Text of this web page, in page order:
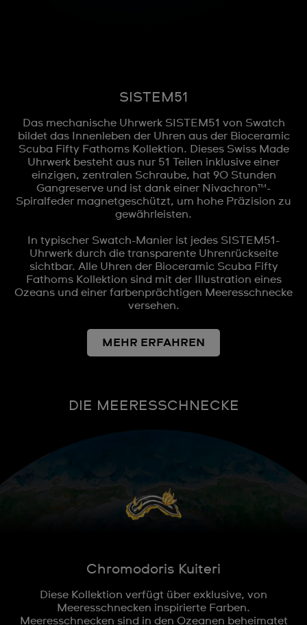
SISTEM51
Das mechanische Uhrwerk SISTEM51 von Swatch
bildet das Innenleben der Uhren aus der Bioceramic
Scuba Fifty Fathoms Kollektion. Dieses Swiss Made
Uhrwerk besteht aus nur 51 Teilen inklusive einer
einzigen, zentralen Schraube, hat 90 Stunden
Gangreserve und ist dank einer Nivachron™-
Spiralfeder magnetgeschützt, um hohe Präzision zu
gewährleisten.
In typischer Swatch-Manier ist jedes SISTEM51-
Uhrwerk durch die transparente Uhrenrückseite
sichtbar. Alle Uhren der Bioceramic Scuba Fifty
Fathoms Kollektion sind mit der Illustration eines
Ozeans und einer farbenprächtigen Meeresschnecke
versehen.
MEHR ERFAHREN
DIE MEERESSCHNECKE
Chromodoris Kuiteri
Diese Kollektion verfügt über exklusive, von
Meeresschnecken inspirierte Farben.
Meeresschnecken sind in den Ozeanen beheimatet